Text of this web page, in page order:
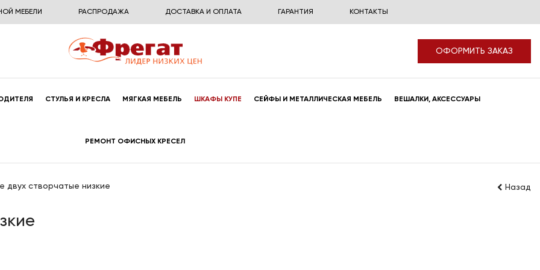
МЕБЕЛИ РАСПРОДАЖА ДОСТАВКА И ОПЛАТА ГАРАНТИЯ КОНТАКТЫ
ОФОРМИТЬ ЗАКАЗ
СТУЛЬЯ И КРЕСЛА МЯГКАЯ МЕБЕЛЬ ШКАФЫ КУПЕ СЕЙФЫ И МЕТАЛЛИЧЕСКАЯ МЕБЕЛЬ ВЕШАЛКИ, АКСЕССУАРЫ
РЕМОНТ ОФИСНЫХ КРЕСЕЛ
двух створчатые низкие Назад